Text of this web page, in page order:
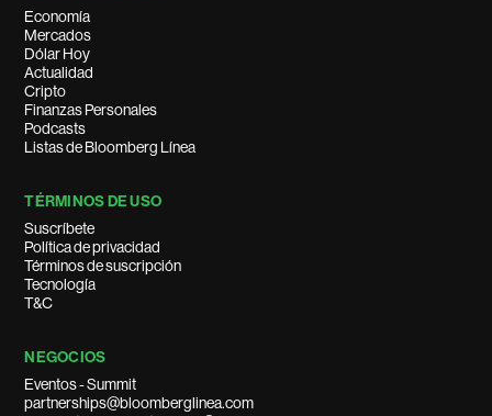
Economía
Mercados
Dólar Hoy
Actualidad
Cripto
Finanzas Personales
Podcasts
Listas de Bloomberg Línea
TÉRMINOS DE USO
Suscríbete
Política de privacidad
Términos de suscripción
Tecnología
T&C
NEGOCIOS
Eventos - Summit
partnerships@bloomberglinea.com